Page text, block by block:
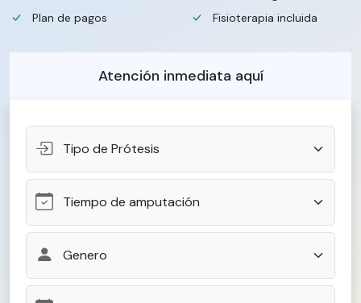
Plan de pagos
Fisioterapia incluida
Atención inmediata aquí